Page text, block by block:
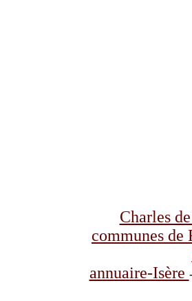
Charles
communes de
annuaire-Isère